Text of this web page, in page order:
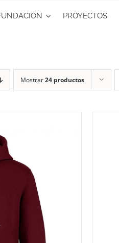
PROYECTOS
Mostrar24 productos